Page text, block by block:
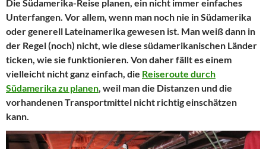
Die Südamerika-Reise planen, ein nicht immer einfaches
Unterfangen. Vor allem, wenn man noch nie in Südamerika
oder generell Lateinamerika gewesen ist. Man weiß dann in
der Regel (noch) nicht, wie diese südamerikanischen Länder
ticken, wie sie funktionieren. Von daher fällt es einem
vielleicht nicht ganz einfach, die Reiseroute durch
Südamerika zu planen , weil man die Distanzen und die
vorhandenen Transportmittel nicht richtig einschätzen
kann.